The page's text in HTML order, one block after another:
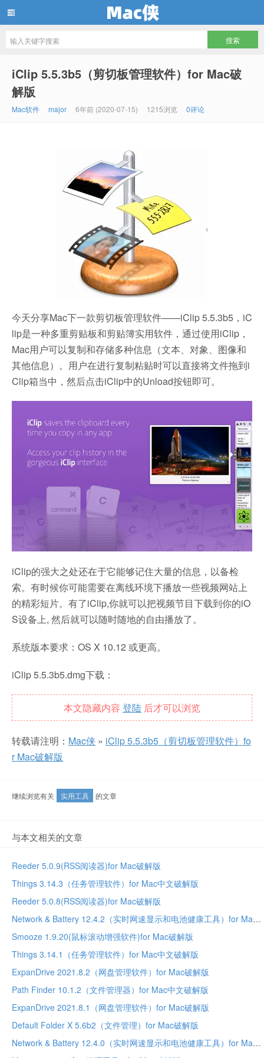
iClip 5.5.3b5（剪切板管理软件）for Mac破
解版
Mac软件 major 6年前 (2020-07-15) 1215浏览 0评论
今天分享Mac下一款剪切板管理软件——iClip 5.5.3b5，iC
lip是一种多重剪贴板和剪贴簿实用软件，通过使用iClip，
Mac用户可以复制和存储多种信息（文本、对象、图像和
其他信息）。用户在进行复制粘贴时可以直接将文件拖到i
Clip箱当中，然后点击iClip中的Unload按钮即可。
iClip的强大之处还在于它能够记住大量的信息，以备检
索。有时候你可能需要在离线环境下播放一些视频网站上
的精彩短片。有了iClip,你就可以把视频节目下载到你的iO
S设备上, 然后就可以随时随地的自由播放了。
系统版本要求：OS X 10.12 或更高。
iClip 5.5.3b5.dmg下载：
本文隐藏内容 登陆 后才可以浏览
转载请注明： Mac侠 » iClip 5.5.3b5（剪切板管理软件）fo
r Mac破解版
继续浏览有关 实用工具 的文章
与本文相关的文章
Reeder 5.0.9(RSS阅读器)for Mac破解版
Things 3.14.3（任务管理软件）for Mac中文破解版
Reeder 5.0.8(RSS阅读器)for Mac破解版
Network & Battery 12.4.2（实时网速显示和电池健康工具）for Mac中文破解版
Smooze 1.9.20(鼠标滚动增强软件)for Mac破解版
Things 3.14.1（任务管理软件）for Mac中文破解版
ExpanDrive 2021.8.2（网盘管理软件）for Mac破解版
Path Finder 10.1.2（文件管理器）for Mac中文破解版
ExpanDrive 2021.8.1（网盘管理软件）for Mac破解版
Default Folder X 5.6b2（文件管理）for Mac破解版
Network & Battery 12.4.0（实时网速显示和电池健康工具）for Mac中文破解版